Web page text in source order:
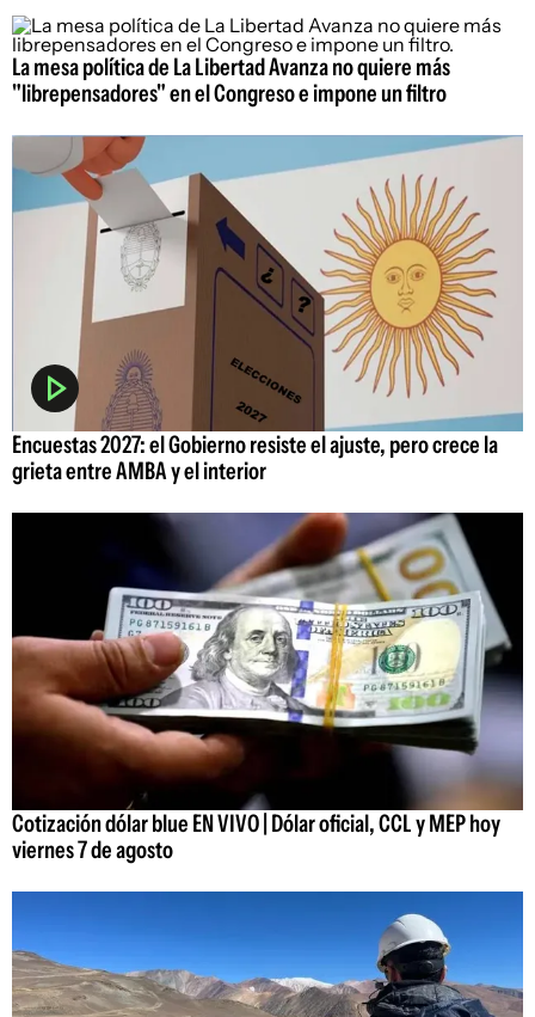
La mesa política de La Libertad Avanza no quiere más
"librepensadores" en el Congreso e impone un filtro
Encuestas 2027: el Gobierno resiste el ajuste, pero crece la
grieta entre AMBA y el interior
Cotización dólar blue EN VIVO | Dólar oficial, CCL y MEP hoy
viernes 7 de agosto